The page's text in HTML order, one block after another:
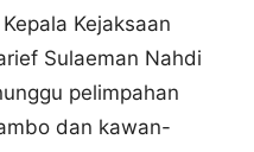
Kejaksaan
Sulaeman Nahdi
pelimpahan
dan kawan-